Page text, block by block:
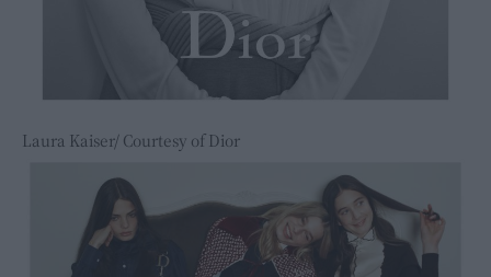
Laura Kaiser/ Courtesy of Dior